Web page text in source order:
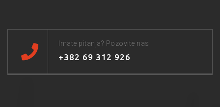
Imate pitanja? Pozovite nas
+382 69 312 926